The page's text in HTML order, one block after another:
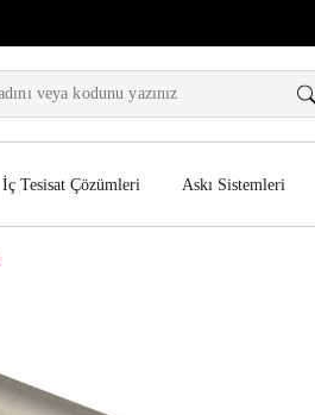
İç Tesisat Çözümleri Askı Sistemleri